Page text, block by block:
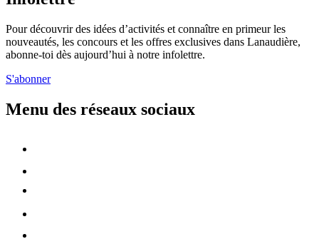
Pour découvrir des idées d’activités et connaître en primeur les
nouveautés, les concours et les offres exclusives dans Lanaudière,
abonne-toi dès aujourd’hui à notre infolettre.
S'abonner
Menu des réseaux sociaux